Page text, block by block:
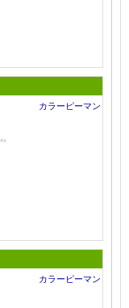
カラーピーマン
カラーピーマン